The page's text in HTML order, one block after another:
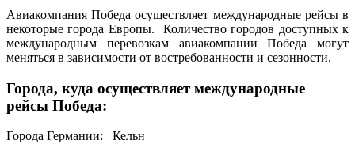
Авиакомпания Победа осуществляет международные рейсы в
некоторые города Европы. Количество городов доступных к
международным перевозкам авиакомпании Победа могут
меняться в зависимости от востребованности и сезонности.
Города, куда осуществляет международные
рейсы Победа:
Города Германии: Кельн